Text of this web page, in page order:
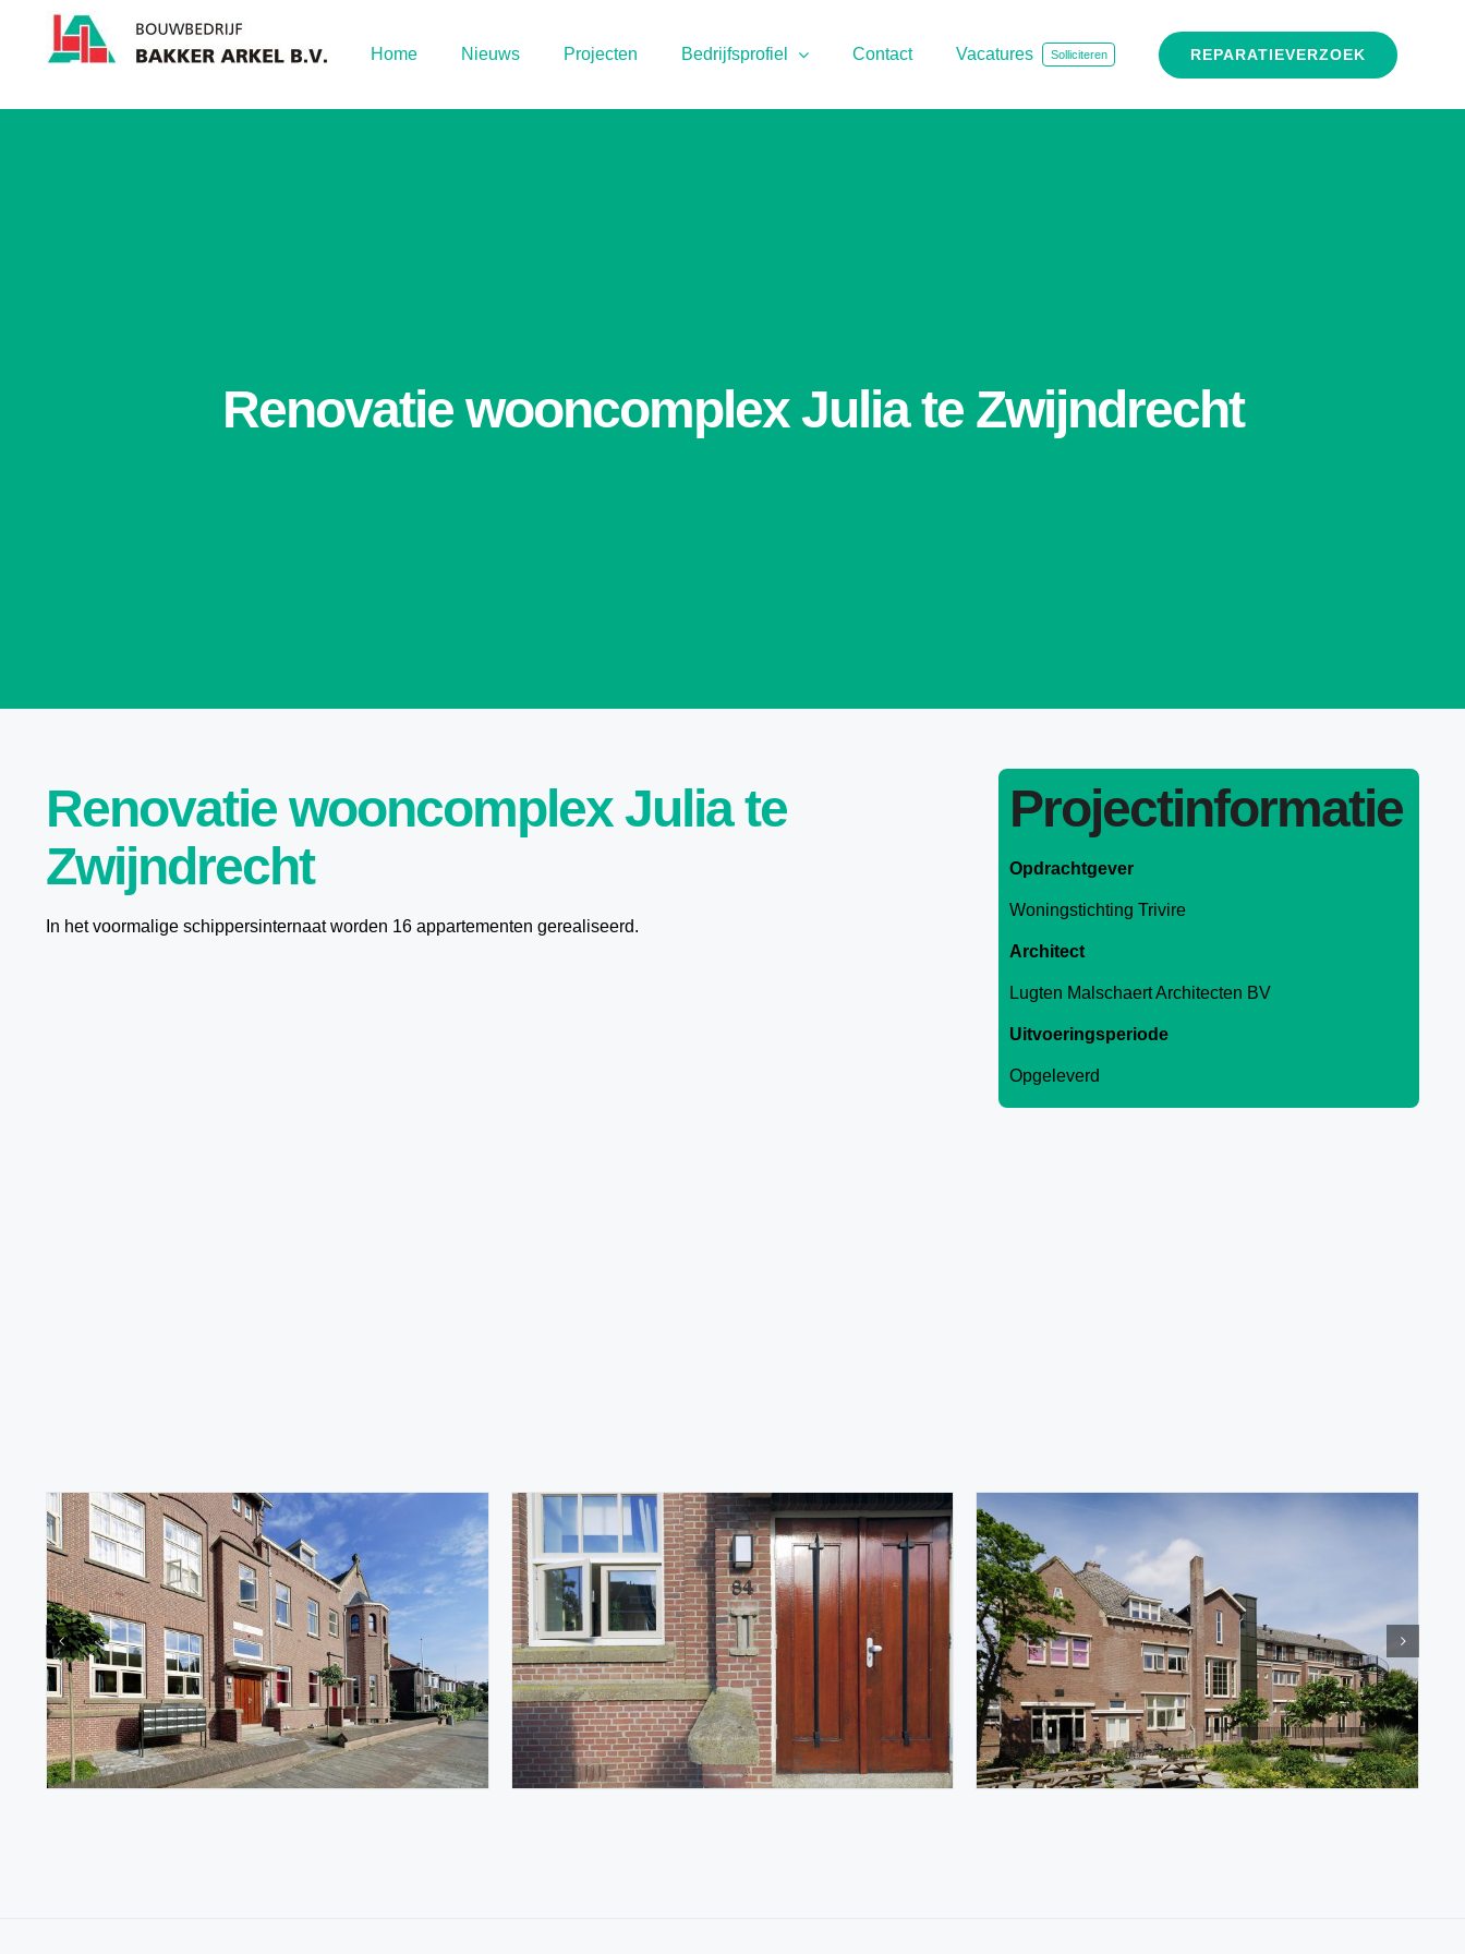
Home Nieuws Projecten Bedrijfsprofiel Contact Vacatures Solliciteren REPARATIEVERZOEK
Renovatie wooncomplex Julia te Zwijndrecht
Renovatie wooncomplex Julia te
Zwijndrecht
In het voormalige schippersinternaat worden 16 appartementen gerealiseerd.
Projectinformatie
Opdrachtgever
Woningstichting Trivire
Architect
Lugten Malschaert Architecten BV
Uitvoeringsperiode
Opgeleverd